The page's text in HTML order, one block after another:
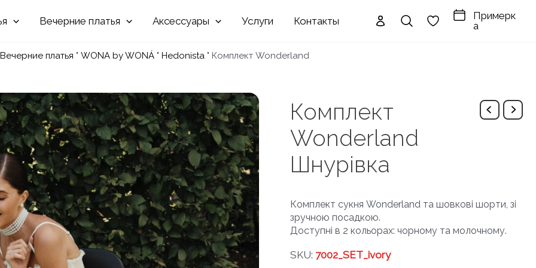
Вечерние Аксессуары Услуги Контакты
Примерк
а
Вечерние платья " WONA by WONÁ " Hedonista " Комплект Wonderland
Комплект
Wonderland
Шнурівка
Комплект сукня Wonderland та шовкові шорти, зі
зручною посадкою.
Доступні в 2 кольорах: чорному та молочному.
SKU: 7002_SET_ivory